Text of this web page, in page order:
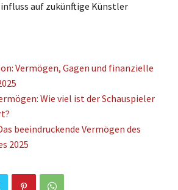
auf zukünftige Künstler
Vermögen, Gagen und finanzielle
Wie viel ist der Schauspieler
beeindruckende Vermögen des
2025